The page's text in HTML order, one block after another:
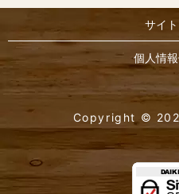
サイ
個人情
Copyright ©